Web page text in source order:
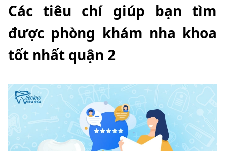
Các tiêu chí giúp bạn tìm
được phòng khám nha khoa
tốt nhất quận 2